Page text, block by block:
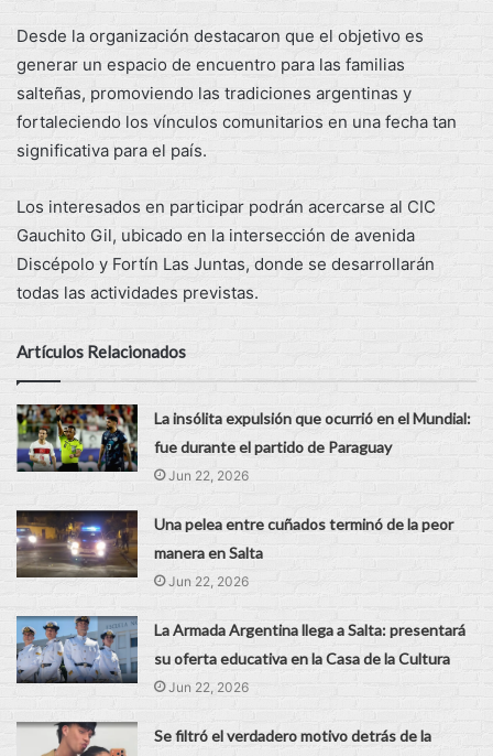
Desde la organización destacaron que el objetivo es
generar un espacio de encuentro para las familias
salteñas, promoviendo las tradiciones argentinas y
fortaleciendo los vínculos comunitarios en una fecha tan
significativa para el país.
Los interesados en participar podrán acercarse al CIC
Gauchito Gil, ubicado en la intersección de avenida
Discépolo y Fortín Las Juntas, donde se desarrollarán
todas las actividades previstas.
Artículos Relacionados
La insólita expulsión que ocurrió en el Mundial:
fue durante el partido de Paraguay
Jun 22, 2026
Una pelea entre cuñados terminó de la peor
manera en Salta
Jun 22, 2026
La Armada Argentina llega a Salta: presentará
su oferta educativa en la Casa de la Cultura
Jun 22, 2026
Se filtró el verdadero motivo detrás de la